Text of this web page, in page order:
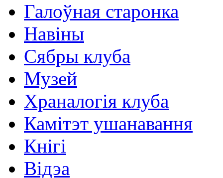
Галоўная старонка
Навіны
Сябры клуба
Музей
Храналогія клуба
Камітэт ушанавання
Кнігі
Відэа